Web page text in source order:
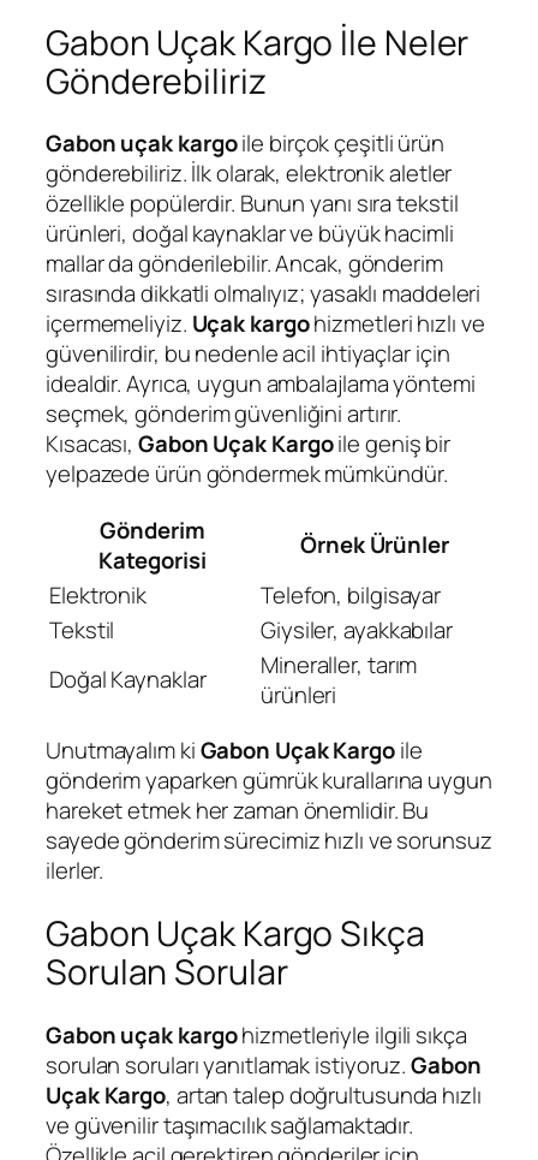
Gabon Uçak Kargo İle Neler
Gönderebiliriz
Gabon uçak kargoile birçok çeşitli ürün
gönderebiliriz. İlk olarak, elektronik aletler
özellikle popülerdir. Bunun yanı sıra tekstil
ürünleri, doğal kaynaklar ve büyük hacimli
mallar da gönderilebilir. Ancak, gönderim
sırasında dikkatli olmalıyız; yasaklı maddeleri
içermemeliyiz. Uçak kargohizmetleri hızlı ve
güvenilirdir, bu nedenle acil ihtiyaçlar için
idealdir. Ayrıca, uygun ambalajlama yöntemi
seçmek, gönderim güvenliğini artırır.
Kısacası,Gabon Uçak Kargoile geniş bir
yelpazede ürün göndermek mümkündür.
Gönderim
Kategorisi
Örnek Ürünler
Elektronik
Telefon, bilgisayar
Tekstil
Giysiler, ayakkabılar
Doğal Kaynaklar
Mineraller, tarım
ürünleri
Unutmayalım kiGabon Uçak Kargoile
gönderim yaparken gümrük kurallarına uygun
hareket etmek her zaman önemlidir. Bu
sayede gönderim sürecimiz hızlı ve sorunsuz
ilerler.
Gabon Uçak Kargo Sıkça
Sorulan Sorular
Gabon uçak kargohizmetleriyle ilgili sıkça
sorulan soruları yanıtlamak istiyoruz.Gabon
Uçak Kargo, artan talep doğrultusunda hızlı
ve güvenilir taşımacılık sağlamaktadır.